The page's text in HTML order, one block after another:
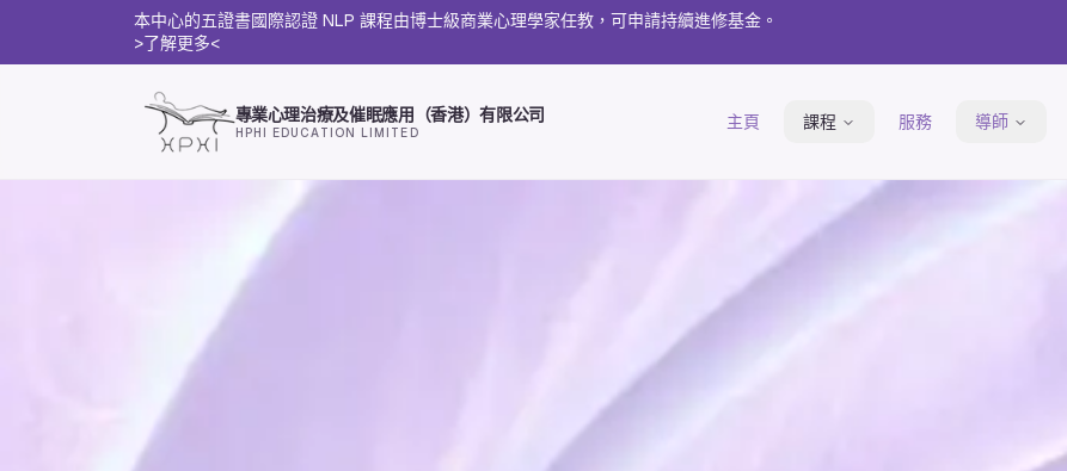
本中心的五證書國際認證 NLP 課程由博士級商業心理學家任教，可申請持續進修基金。
>了解更多<
專業心理治療及催眠應用（香港）有限公司
HPHI EDUCATION LIMITED
主頁 課程 服務 導師